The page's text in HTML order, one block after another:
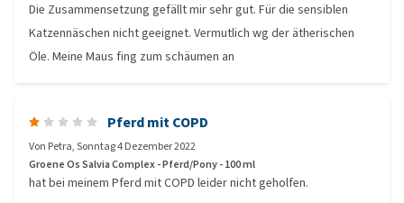
Die Zusammensetzung gefällt mir sehr gut. Für die sensiblen
Katzennäschen nicht geeignet. Vermutlich wg der ätherischen
Öle. Meine Maus fing zum schäumen an
Pferd mit COPD
Von Petra,Sonntag 4 Dezember 2022
Groene Os Salvia Complex - Pferd/Pony - 100 ml
hat bei meinem Pferd mit COPD leider nicht geholfen.